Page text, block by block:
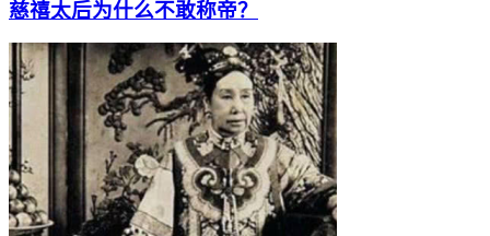
慈禧太后为什么不敢称帝？